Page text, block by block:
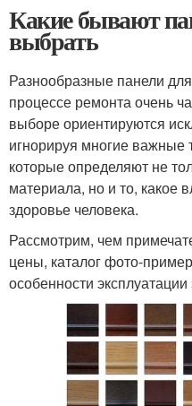
Какие бывают
выбрать
Разнообразные панели
процессе ремонта очень
выборе ориентируются
игнорируя многие важные
которые определяют не
материала, но и то, какое
здоровье человека.
Рассмотрим, чем
цены, каталог фото-
особенности